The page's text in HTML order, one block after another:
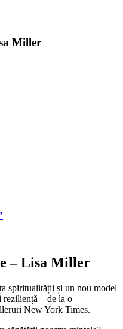
Miller
– Lisa Miller
spiritualității și un nou model
reziliență – de la o
New York Times.